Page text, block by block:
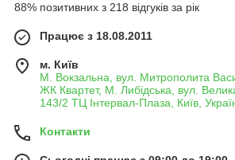
88% позитивних з 218 відгуків за рік
Працює з 18.08.2011
м. Київ
М. Вокзальна, вул. Митрополита
ЖК Квартет, М. Либідська, вул.
143/2 ТЦ Інтервал-Плаза, Київ,
Контакти